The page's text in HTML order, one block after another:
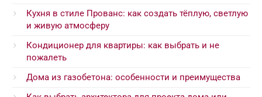
Кухня в стиле Прованс: как создать тёплую, светлую
и живую атмосферу
Кондиционер для квартиры: как выбрать и не
пожалеть
Дома из газобетона: особенности и преимущества